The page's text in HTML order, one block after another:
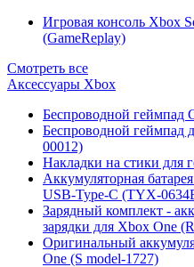
Игровая консоль Xbox
(GameReplay)
Смотреть все
Аксессуары Xbox
Беспроводной геймпад
Беспроводной геймпад
00012)
Накладки на стики для
Аккумуляторная
USB-Type-C (TYX-
Зарядный комплект -
зарядки для Xbox One
Оригинальный
One (S model-1727)